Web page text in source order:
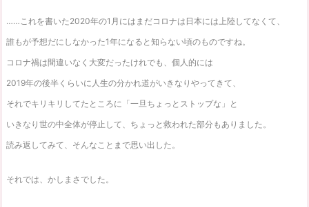
……これを書いた2020年の1月にはまだコロナは日本には上陸してなくて、
誰もが予想だにしなかった1年になると知らない頃のものですね。
コロナ禍は間違いなく大変だったけれでも、個人的には
2019年の後半くらいに人生の分かれ道がいきなりやってきて、
それでキリキリしてたところに「一旦ちょっとストップな」と
いきなり世の中全体が停止して、ちょっと救われた部分もありました。
読み返してみて、そんなことまで思い出した。
それでは、かしまさでした。